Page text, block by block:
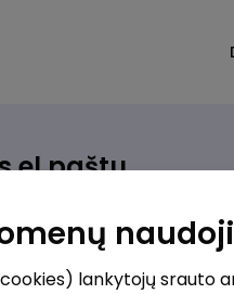
el.paštu
jį el. paštu.
lankytojų srauto